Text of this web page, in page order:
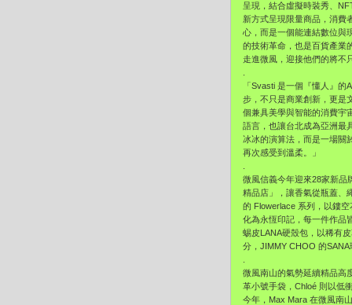
呈現，結合虛擬時裝秀、
新方式呈現限量商品，消費
心，而是一個能連結數位與
的技術革命，也是百貨產業
走進微風，迎接他們的將不
「Svasti 是一個『懂人』
步，不只是商業創新，更是
個兼具美學與智能的消費宇
語言，也讓台北成為亞洲最
冰冰的演算法，而是一場關
再次感受到溫柔。」
微風信義今年迎來28家新品
精品店」，讓香氣從瓶蓋、
的 Flowerlace 系列，以鏤
化為永恆印記，每一件作品
蜴皮LANA硬殼包，以稀有
分，JIMMY CHOO 的
微風南山的氣勢延續精品高
革小號手袋，Chloé 則以低
今年，Max Mara 在微風南